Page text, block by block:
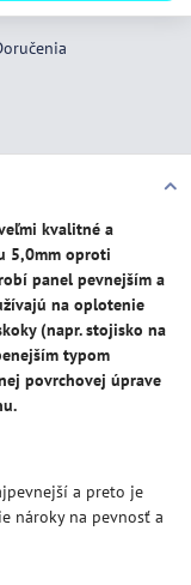
kvalitné a
5,0mm oproti
panel pevnejším a
na oplotenie
(napr. stojisko na
typom
povrchovej úprave
a preto je
nároky na pevnosť a